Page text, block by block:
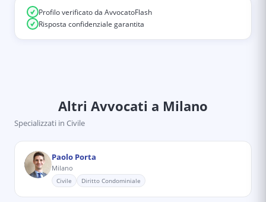
Profilo verificato da AvvocatoFlash
Risposta confidenziale garantita
Altri Avvocati a Milano
Specializzati in Civile
Paolo Porta
Milano
Civile Diritto Condominiale